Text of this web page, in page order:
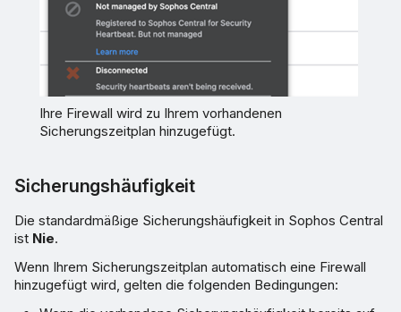
Ihre Firewall wird zu Ihrem vorhandenen
Sicherungszeitplan hinzugefügt.
Sicherungshäufigkeit
Die standardmäßige Sicherungshäufigkeit in Sophos Central
ist Nie.
Wenn Ihrem Sicherungszeitplan automatisch eine Firewall
hinzugefügt wird, gelten die folgenden Bedingungen: